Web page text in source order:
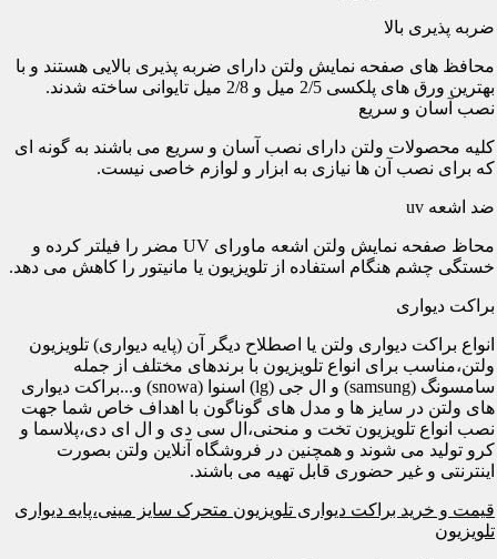
ضربه پذیری بالا
محافظ های صفحه نمایش ولتن دارای ضربه پذیری بالایی هستند و با
بهترین ورق های پلکسی 2/5 میل و 2/8 میل تایوانی ساخته شدند.
نصب آسان و سریع
کلیه محصولات ولتن دارای نصب آسان و سریع می باشند به گونه ای
که برای نصب آن ها نیازی به ابزار و لوازم خاصی نیست.
ضد اشعه uv
محاظ صفحه نمایش ولتن اشعه ماورای UV مضر را فیلتر کرده و
خستگی چشم هنگام استفاده از تلویزیون یا مانیتور را کاهش می دهد.
براکت دیواری
انواع براکت دیواری ولتن یا اصطلاح دیگر آن (پایه دیواری) تلویزیون
ولتن،مناسب برای انواع تلویزیون با برندهای مختلف از جمله
سامسونگ (samsung) و ال جی (lg) اسنوا (snowa) و...براکت دیواری
های ولتن در سایز ها و مدل های گوناگون با اهداف خاص شما جهت
نصب انواع تلویزیون تخت و منحنی،ال سی دی و ال ای دی،پلاسما و
کرو تولید می شوند و همچنین در فروشگاه آنلاین ولتن بصورت
اینترنتی و غیر حضوری قابل تهیه می باشند.
قیمت و خرید براکت دیواری تلویزیون متحرک سایز مینی،پایه دیواری
تلویزیون